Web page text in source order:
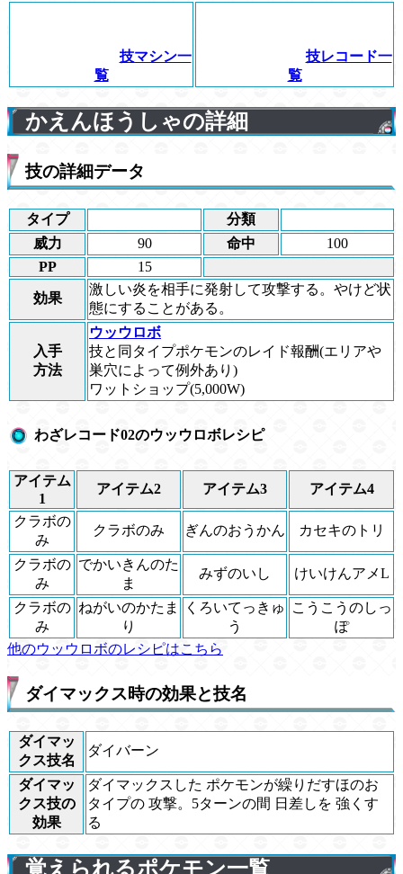
技マシン一
覧
技レコード一
覧
かえんほうしゃの詳細
技の詳細データ
タイプ
分類
威力
90 命中
100
PP
15
効果
激しい炎を相手に発射して攻撃する。やけど状
態にすることがある。
入手
方法
ウッウロボ
技と同タイプポケモンのレイド報酬(エリアや
巣穴によって例外あり)
ワットショップ(5,000W)
わざレコード02のウッウロボレシピ
アイテム
1
アイテム2 アイテム3 アイテム4
クラボの
み
クラボのみ ぎんのおうかん カセキのトリ
クラボの
み
でかいきんのた
ま
みずのいし けいけんアメL
クラボの
み
ねがいのかたま
り
くろいてっきゅ
う
こうこうのしっ
ぽ
他のウッウロボのレシピはこちら
ダイマックス時の効果と技名
ダイマッ
クス技名
ダイバーン
ダイマッ
クス技の
効果
ダイマックスした ポケモンが繰りだすほのお
タイプの 攻撃。5ターンの間 日差しを 強くす
る
覚えられるポケモン一覧